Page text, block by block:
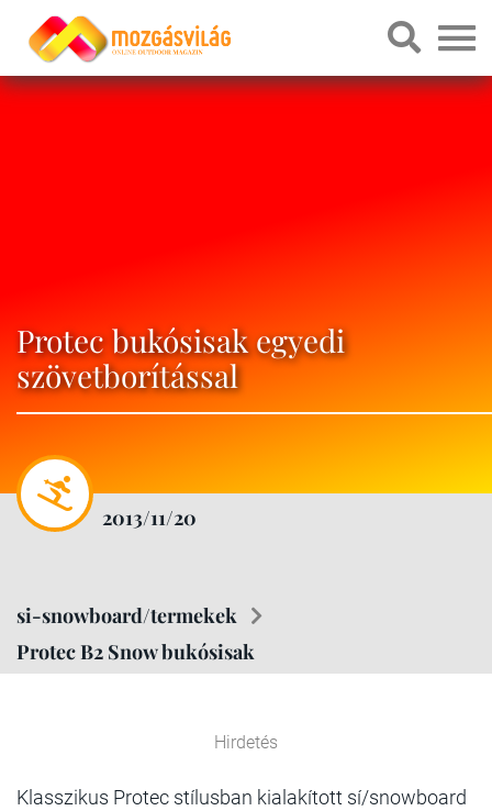
Protec bukósisak egyedi
szövetborítással
2013/11/20
si-snowboard/termekek
Protec B2 Snow bukósisak
Hirdetés
Klasszikus Protec stílusban kialakított sí/snowboard